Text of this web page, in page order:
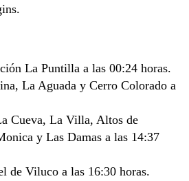
La Puntilla a las 00:24 horas.
La Aguada y Cerro Colorado a
Cueva, La Villa, Altos de
y Las Damas a las 14:37
de Viluco a las 16:30 horas.